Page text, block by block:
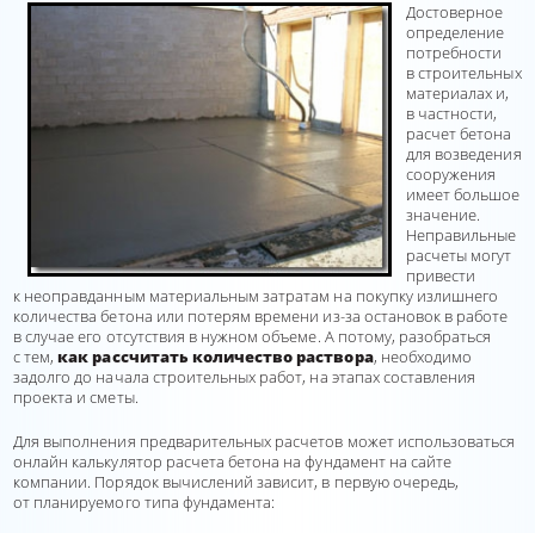
Достоверное
определение
потребности
в строительных
материалах и,
в частности,
расчет бетона
для возведения
сооружения
имеет большое
значение.
Неправильные
расчеты могут
привести
к неоправданным материальным затратам на покупку излишнего
количества бетона или потерям времени из-за остановок в работе
в случае его отсутствия в нужном объеме. А потому, разобраться
с тем,как рассчитать количество раствора, необходимо
задолго до начала строительных работ, на этапах составления
проекта и сметы.
Для выполнения предварительных расчетов может использоваться
онлайн калькулятор расчета бетона на фундамент на сайте
компании. Порядок вычислений зависит, в первую очередь,
от планируемого типа фундамента: